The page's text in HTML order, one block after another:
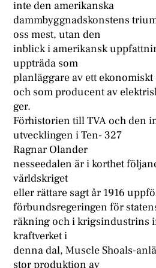
inte den amerikanska
dammbyggnadskonstens
oss mest, utan den
inblick i amerikansk
uppträda som
planläggare av ett
och som producent av
ger.
Förhistorien till TVA och den
utvecklingen i Ten- 327
Ragnar Olander
nesseedalen är i korthet
världskriget
eller rättare sagt år 1916
förbundsregeringen för
räkning och i krigsindustrins
kraftverket i
denna dal, Muscle Shoals-
stor produktion av